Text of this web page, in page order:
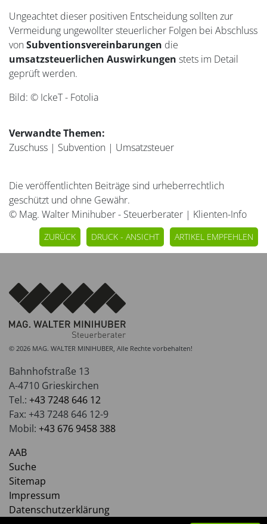
Ungeachtet dieser positiven Entscheidung sollten zur
Vermeidung ungewollter steuerlicher Folgen bei Abschluss
vonSubventionsvereinbarungen die
umsatzsteuerlichen Auswirkungen stets im Detail
geprüft werden.
Bild: © IckeT - Fotolia
Verwandte Themen:
Zuschuss | Subvention | Umsatzsteuer
Die veröffentlichten Beiträge sind urheberrechtlich
geschützt und ohne Gewähr.
© Mag. Walter Minihuber - Steuerberater | Klienten-Info
ZURÜCK DRUCK - ANSICHT ARTIKEL EMPFEHLEN
© 2026 MAG. WALTER MINIHUBER, Alle Rechte vorbehalten!
Bahnhofstraße 13
A-4710 Grieskirchen
Tel.: +43 7248 646 12
Fax: +43 7248 646 12-9
Mobil: +43 676 9458 388
AAB
Suche
Sitemap
Impressum
Datenschutzerklärung